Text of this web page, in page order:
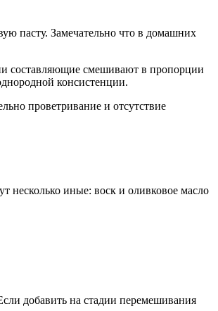
пасту. Замечательно что в домашних
составляющие смешивают в пропорции
консистенции.
проветривание и отсутствие
несколько иные: воск и оливковое масло
добавить на стадии перемешивания